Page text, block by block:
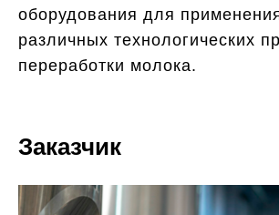
оборудования для
различных технологических
переработки молока.
Заказчик